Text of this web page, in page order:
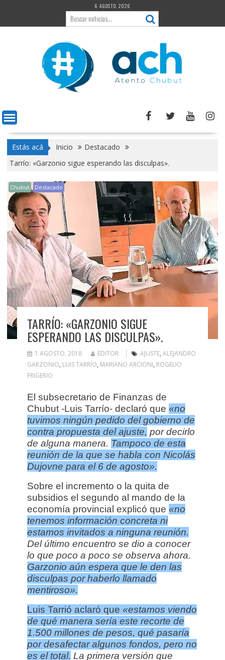
contenido
6 AGOSTO, 2026
Estás acá Inicio
Destacado
Tarrío: «Garzonio sigue esperando las disculpas».
Chubut Destacado
TARRÍO: «GARZONIO SIGUE
ESPERANDO LAS DISCULPAS».
1 AGOSTO, 2018 EDITOR AJUSTE, ALEJANDRO
GARZONIO, LUIS TARRÍO, MARIANO ARCIONI, ROGELIO
FRIGERIO
El subsecretario de Finanzas de
Chubut -Luis Tarrío- declaró que «no
tuvimos ningún pedido del gobierno de
contra propuesta del ajuste, por decirlo
de alguna manera. Tampoco de esta
reunión de la que se habla con Nicolás
Dujovne para el 6 de agosto».
Sobre el incremento o la quita de
subsidios el segundo al mando de la
economía provincial explicó que «no
tenemos información concreta ni
estamos invitados a ninguna reunión.
Del último encuentro se dio a conocer
lo que poco a poco se observa ahora.
Garzonio aún espera que le den las
disculpas por haberlo llamado
mentiroso».
Luis Tarrió aclaró que «estamos viendo
de qué manera sería este recorte de
1.500 millones de pesos, qué pasaría
por desafectar algunos fondos, pero no
es el total. La primera versión que